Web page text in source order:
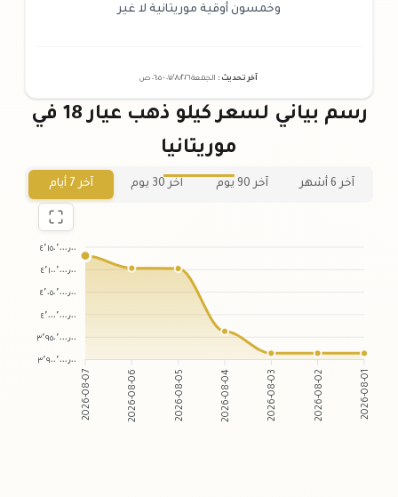
وخمسون أوقية موريتانية لا غير
آخر تحديث : الجمعة ٠٧ /٠٨/٢٠٢٦ - ٠٦:٠٥ ص
رسم بياني لسعر كيلو ذهب عيار 18 في
موريتانيا
آخر 6 أشهر آخر 90 يوم آخر 30 يوم آخر 7 أيام
٤٬١٥٠٬٠٠٠٫٠٠
٤٬١٠٠٬٠٠٠٫٠٠
٤٬٠٥٠٬٠٠٠٫٠٠
٤٬٠٠٠٬٠٠٠٫٠٠
٣٬٩٥٠٬٠٠٠٫٠٠
٣٬٩٠٠٬٠٠٠٫٠٠
2026-08-07 2026-08-06 2026-08-05 2026-08-04 2026-08-03 2026-08-02 2026-08-01